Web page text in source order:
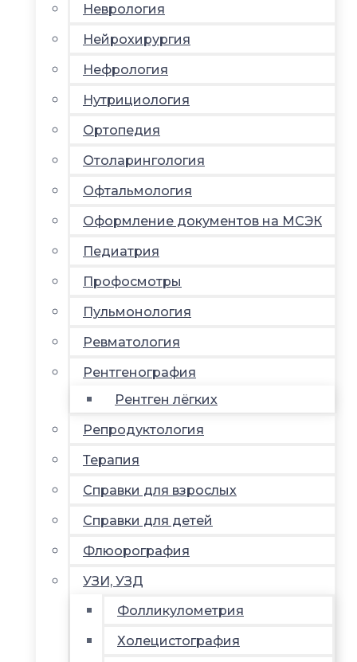
Неврология
Нейрохирургия
Нефрология
Нутрициология
Ортопедия
Отоларингология
Офтальмология
Оформление документов на МСЭК
Педиатрия
Профосмотры
Пульмонология
Ревматология
Рентгенография
Рентген лёгких
Репродуктология
Терапия
Справки для взрослых
Справки для детей
Флюорография
УЗИ, УЗД
Фолликулометрия
Холецистография